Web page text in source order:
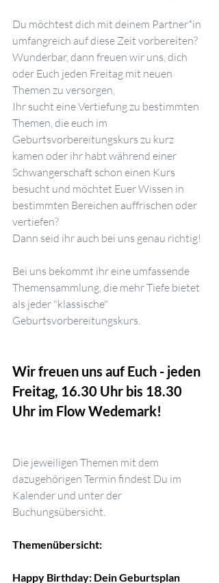
Du möchtest dich mit deinem Partner*in
umfangreich auf diese Zeit vorbereiten?
Wunderbar, dann freuen wir uns, dich
oder Euch jeden Freitag mit neuen
Themen zu versorgen,
Ihr sucht eine Vertiefung zu bestimmten
Themen, die euch im
Geburtsvorbereitungskurs zu kurz
kamen oder ihr habt während einer
Schwangerschaft schon einen Kurs
besucht und möchtet Euer Wissen in
bestimmten Bereichen auffrischen oder
vertiefen?
Dann seid ihr auch bei uns genau richtig!
Bei uns bekommt ihr eine umfassende
Themensammlung, die mehr Tiefe bietet
als jeder "klassische"
Geburtsvorbereitungskurs.
Wir freuen uns auf Euch - jeden
Freitag, 16.30 Uhr bis 18.30
Uhr im Flow Wedemark!
Die jeweiligen Themen mit dem
dazugehörigen Termin findest Du im
Kalender und unter der
Buchungsübersicht.
Themenübersicht:
Happy Birthday: Dein Geburtsplan